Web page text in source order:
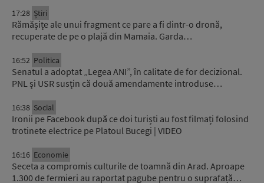
17:28 Știri
Rămășițe ale unui fragment ce pare a fi dintr-o dronă,
recuperate de pe o plajă din Mamaia. Garda…
16:52 Politica
Senatul a adoptat „Legea ANI”, în calitate de for decizional.
PNL și USR susțin că două amendamente introduse…
16:38 Social
Ironii pe Facebook după ce doi turiști au fost filmați folosind
trotinete electrice pe Platoul Bucegi | VIDEO
16:16 Economie
Seceta a compromis culturile de toamnă din Arad. Aproape
1.300 de fermieri au raportat pagube pentru o suprafață…